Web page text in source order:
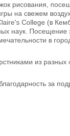
рисования,
на свежем
College (в
наук. Посещение
в
из разных
за